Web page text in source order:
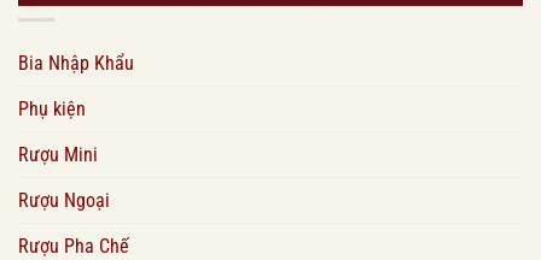
Bia Nhập Khẩu
Phụ kiện
Rượu Mini
Rượu Ngoại
Rượu Pha Chế